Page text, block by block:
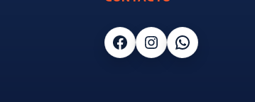
Facebook
Instagram
WhatsApp